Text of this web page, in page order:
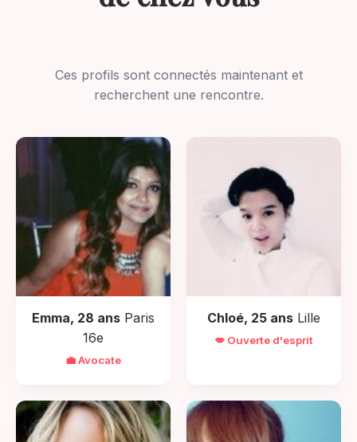
Ces profils sont connectés maintenant et
recherchent une rencontre.
Emma, 28 ans Paris
16e
💼 Avocate
Chloé, 25 ans Lille
💋 Ouverte d'esprit